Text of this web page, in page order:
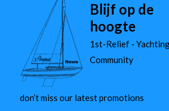
Blijf op de
hoogte
1st-Relief -
Community
don’t miss our latest promotions